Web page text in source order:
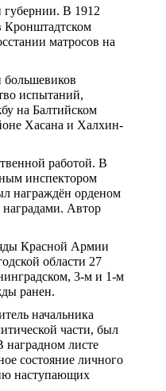
губернии. В 1912
Кронштадтском
матросов на
большевиков
испытаний,
на Балтийском
Хасана и Халхин-
работой. В
инспектором
награждён орденом
Автор
Красной Армии
области 27
3-м и 1-м
ранен.
начальника
части, был
листе
состояние личного
наступающих